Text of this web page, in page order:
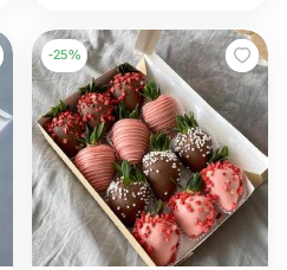
-25%